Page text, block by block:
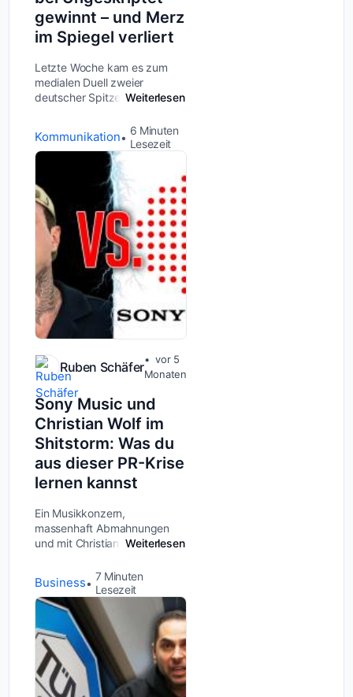
gewinnt – und Merz
im Spiegel verliert
Letzte Woche kam es zum
medialen Duell zweier
deutscher Spitzenpolitiker –
unterschiedlicher kaum sein.
Björn Höcke saß bei
Ungeskriptet, Friedrich Merz
beim Spiegel. Beide mit...
Weiterlesen
Kommunikation 6 Minuten
Lesezeit
Ruben Schäfer
vor 5
Monaten
Sony Music und
Christian Wolf im
Shitstorm: Was du
aus dieser PR-Krise
lernen kannst
Ein Musikkonzern,
massenhaft Abmahnungen
und mit Christian Wolf ein
Unternehmer, der zum
Gegenangriff bläst –
willkommen bei einem der
spektakulärsten PR-Desaster
der letzten Tage....
Weiterlesen
Business 7 Minuten
Lesezeit